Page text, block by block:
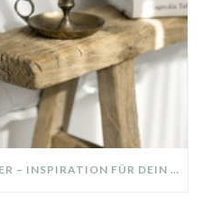
SCHLAFZIMMER MAKEOVER – INSPIRATION FÜR DEIN SCHLAFZIMMER: AUS ALT MACH NEU – HELL, GEMÜTLICH UND EINLADEND